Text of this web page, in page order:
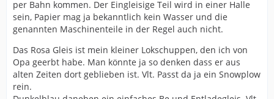
per Bahn kommen. Der Eingleisige Teil wird in einer Halle
sein, Papier mag ja bekanntlich kein Wasser und die
genannten Maschinenteile in der Regel auch nicht.
Das Rosa Gleis ist mein kleiner Lokschuppen, den ich von
Opa geerbt habe. Man könnte ja so denken dass er aus
alten Zeiten dort geblieben ist. Vlt. Passt da ja ein Snowplow
rein.